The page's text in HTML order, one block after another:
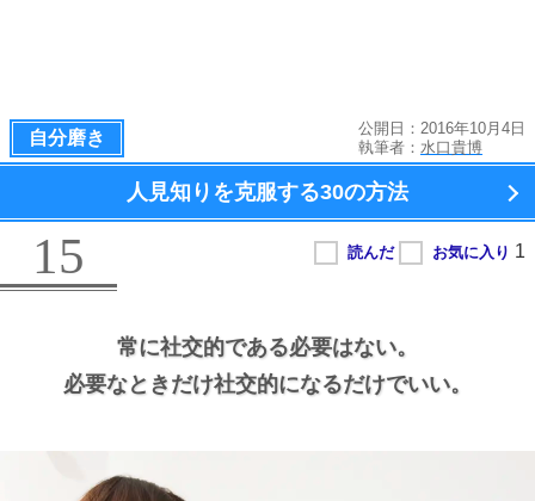
自分磨き
公開日：2016年10月4日
執筆者： 水口貴博
人見知りを克服する30の方法
15
常に社交的である必要はない。
必要なときだけ社交的になるだけでいい。